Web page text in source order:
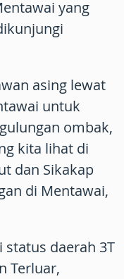
yang
asing lewat
untuk
ombak,
kita lihat di
dan Sikakap
di Mentawai,
daerah 3T
Terluar,